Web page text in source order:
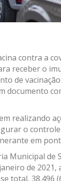
contra a
receber o
de
realizando
o
em
Municipal
de 2021,
total, 38.496